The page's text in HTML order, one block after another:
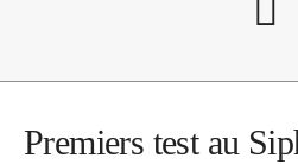
A
Premiers test au